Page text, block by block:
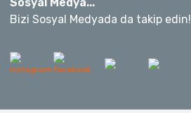
Bizi Sosyal Medyada da takip edin!